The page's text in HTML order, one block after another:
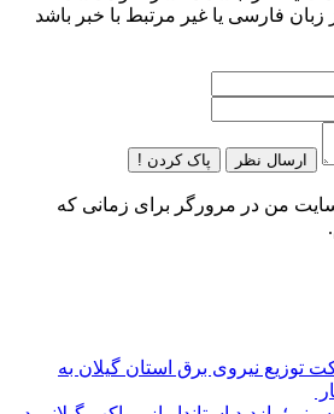
زبان فارسی یا غیر مرتبط با خبر باشد
ارسال نظر پاک کردن !
من در مرورگر برای زمانی که
توزیع نیروی برق استان گیلان به